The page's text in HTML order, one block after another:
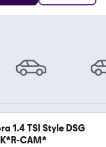
1.4 TSI Style DSG
CAM*